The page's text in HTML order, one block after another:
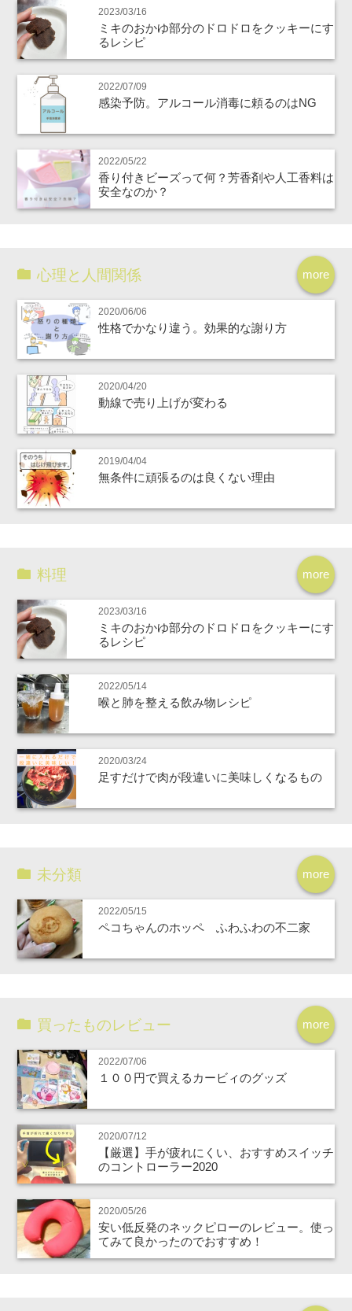
2023/03/16
ミキのおかゆ部分のドロドロをクッキーにす
るレシピ
2022/07/09
感染予防。アルコール消毒に頼るのはNG
2022/05/22
香り付きビーズって何？芳香剤や人工香料は
安全なのか？
more
心理と人間関係
2020/06/06
性格でかなり違う。効果的な謝り方
2020/04/20
動線で売り上げが変わる
2019/04/04
無条件に頑張るのは良くない理由
more
料理
2023/03/16
ミキのおかゆ部分のドロドロをクッキーにす
るレシピ
2022/05/14
喉と肺を整える飲み物レシピ
2020/03/24
足すだけで肉が段違いに美味しくなるもの
more
未分類
2022/05/15
ペコちゃんのホッペ ふわふわの不二家
more
買ったものレビュー
2022/07/06
１００円で買えるカービィのグッズ
2020/07/12
【厳選】手が疲れにくい、おすすめスイッチ
のコントローラー2020
2020/05/26
安い低反発のネックピローのレビュー。使っ
てみて良かったのでおすすめ！